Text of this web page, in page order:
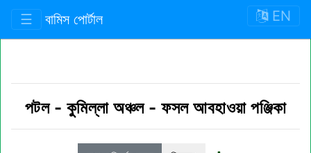
☰ বামিস পোর্টাল EN
পটল - কুমিল্লা অঞ্চল- ফসল আবহাওয়া পঞ্জিকা